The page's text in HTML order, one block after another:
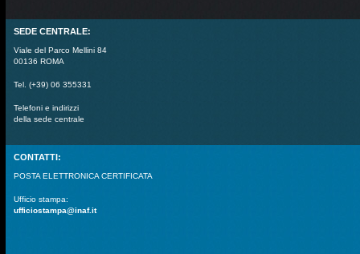
SEDE CENTRALE:
Viale del Parco Mellini 84
00136 ROMA
Tel. (+39) 06 355331
Telefoni e indirizzi
della sede centrale
CONTATTI:
POSTA ELETTRONICA CERTIFICATA
Ufficio stampa:
ufficiostampa@inaf.it